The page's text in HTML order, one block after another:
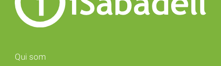
Qui som